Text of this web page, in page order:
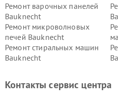
Ремонт варочных панелей
Bauknecht
Ремонт микроволновых
печей Bauknecht
Ремонт стиральных машин
Bauknecht
Контакты сервис центра